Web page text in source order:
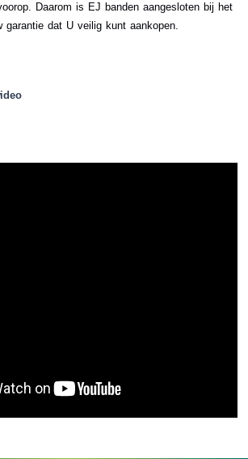
Daarom is EJ banden aangesloten bij het
garantie dat U veilig kunt aankopen.